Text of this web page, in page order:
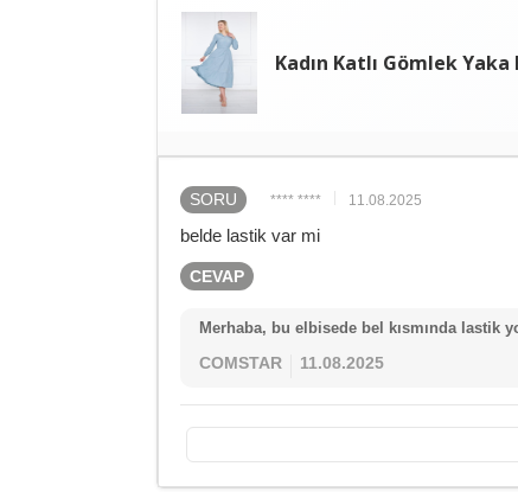
Kadın Katlı Gömlek Yaka
SORU **** **** 11.08.2025
belde lastik var mi
CEVAP
Merhaba, bu elbisede bel kısmında lastik
COMSTAR 11.08.2025